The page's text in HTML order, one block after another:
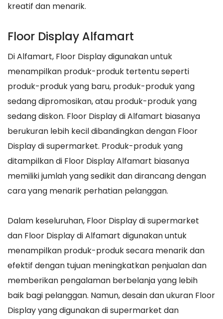
kreatif dan menarik.
Floor Display Alfamart
Di Alfamart, Floor Display digunakan untuk
menampilkan produk-produk tertentu seperti
produk-produk yang baru, produk-produk yang
sedang dipromosikan, atau produk-produk yang
sedang diskon. Floor Display di Alfamart biasanya
berukuran lebih kecil dibandingkan dengan Floor
Display di supermarket. Produk-produk yang
ditampilkan di Floor Display Alfamart biasanya
memiliki jumlah yang sedikit dan dirancang dengan
cara yang menarik perhatian pelanggan.
Dalam keseluruhan, Floor Display di supermarket
dan Floor Display di Alfamart digunakan untuk
menampilkan produk-produk secara menarik dan
efektif dengan tujuan meningkatkan penjualan dan
memberikan pengalaman berbelanja yang lebih
baik bagi pelanggan. Namun, desain dan ukuran Floor
Display yang digunakan di supermarket dan